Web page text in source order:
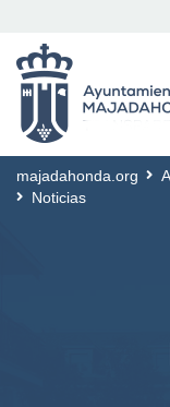
majadahonda.org
Noticias